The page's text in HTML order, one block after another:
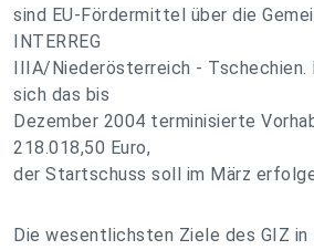
sind EU-Fördermittel über die
INTERREG
IIIA/Niederösterreich - Tschechien.
sich das bis
Dezember 2004 terminisierte
218.018,50 Euro,
der Startschuss soll im März
Die wesentlichsten Ziele des GIZ in